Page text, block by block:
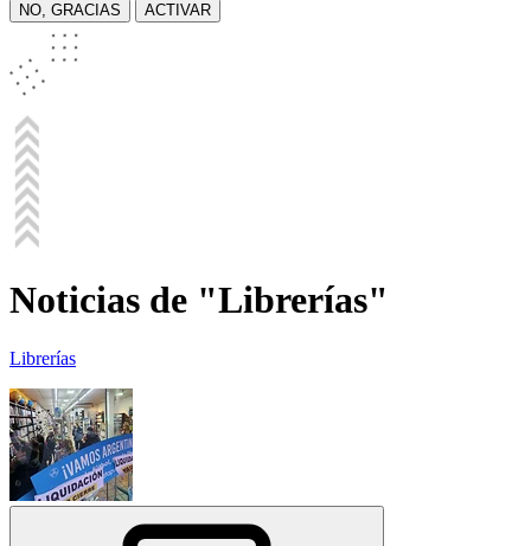
NO, GRACIAS ACTIVAR
Noticias de "Librerías"
Librerías